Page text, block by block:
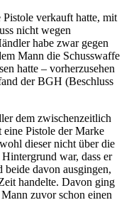
verkauft hatte, mit
nicht wegen
habe zwar gegen
Mann die Schusswaffe
hatte – vorherzusehen
der BGH (Beschluss
dem zwischenzeitlich
eine Pistole der Marke
dieser nicht über die
war, dass er
beide davon ausgingen,
handelte. Davon ging
zuvor schon einen